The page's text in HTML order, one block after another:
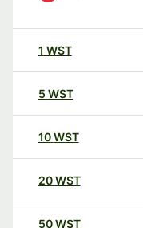
1 WST
5 WST
10WST
20WST
50WST